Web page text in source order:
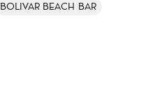
BOLIVAR BEACH BAR